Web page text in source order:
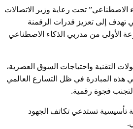
الاصطناعي” تحت رعاية وزير الاتصالات
تهدف إلى تعزيز قدرات الرقمنة
الأولى من مدربي الذكاء الاصطناعي
التقنية واحتياجات السوق العصرية،
هذه المبادرة في ظل التسارع العالمي
لتجنب فجوة رقمية.
تأسيسية تستدعي تكاتف الجهود